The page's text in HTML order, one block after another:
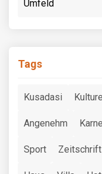
Umfeld
Tags
Kusadasi
Angenehm
Sport Zeitschrift